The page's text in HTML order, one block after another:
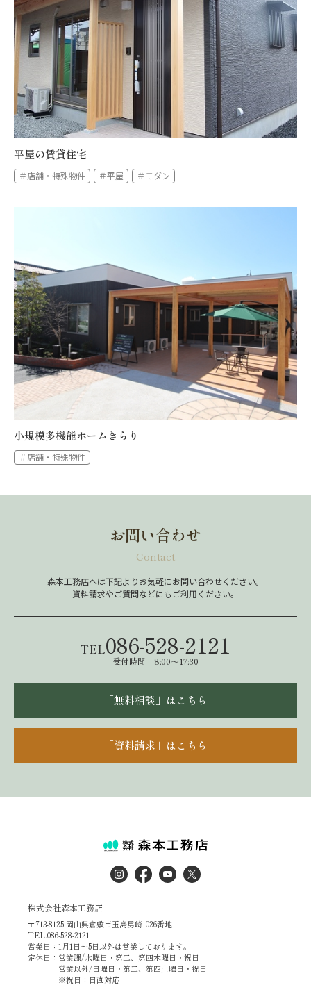
平屋の賃貸住宅
＃店舗・特殊物件 ＃平屋 ＃モダン
小規模多機能ホームきらり
＃店舗・特殊物件
お問い合わせ
Contact
森本工務店へは下記よりお気軽にお問い合わせください。
資料請求やご質問などにもご利用ください。
TEL086-528-2121
受付時間 8:00～17:30
「無料相談」はこちら
「資料請求」はこちら
株式会社森本工務店
〒713-8125 岡山県倉敷市玉島勇崎1026番地
TEL.086-528-2121
営業日：1月1日～5日以外は営業しております。
定休日：営業課/水曜日・第二、第四木曜日・祝日
営業以外/日曜日・第二、第四土曜日・祝日
※祝日：日直対応